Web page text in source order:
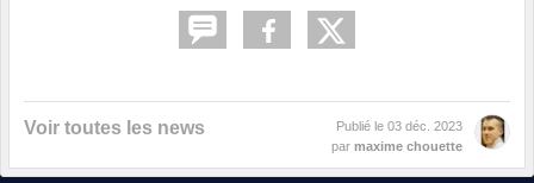
Voir toutes les news Publié le 03 déc. 2023
par maxime chouette